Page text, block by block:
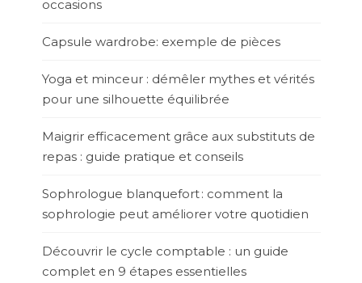
occasions
Capsule wardrobe: exemple de pièces
Yoga et minceur : démêler mythes et vérités
pour une silhouette équilibrée
Maigrir efficacement grâce aux substituts de
repas : guide pratique et conseils
Sophrologue blanquefort : comment la
sophrologie peut améliorer votre quotidien
Découvrir le cycle comptable : un guide
complet en 9 étapes essentielles